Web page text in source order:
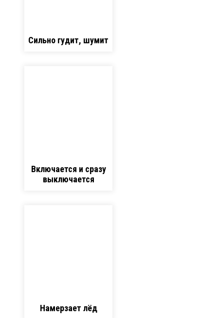
Сильно гудит, шумит
Включается и сразу
выключается
Намерзает лёд